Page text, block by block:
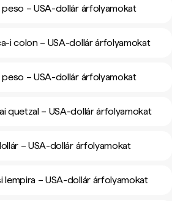
– USA-dollár árfolyamokat
i colon – USA-dollár árfolyamokat
– USA-dollár árfolyamokat
quetzal – USA-dollár árfolyamokat
– USA-dollár árfolyamokat
lempira – USA-dollár árfolyamokat